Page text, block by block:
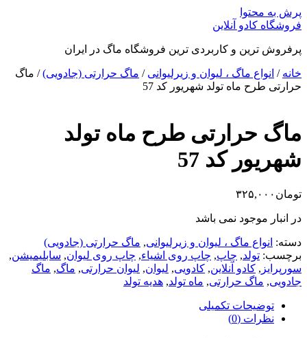
پرش به محتوا
فروشگاه کادو آنلاین
پرفروش ترین و کاربردی ترین فروشگاه ماگ در ایران
خانه / انواع ماگ ، لیوان و زیرلیوانی / ماگ حرارتی (جادویی)/ ماگ
حرارتی طرح ماه تولد شهریور کد 57
ماگ حرارتی طرح ماه تولد
شهریور کد 57
تومان ۳۲۵,۰۰۰
در انبار موجود نمی باشد
دسته: انواع ماگ ، لیوان و زیرلیوانی, ماگ حرارتی (جادویی)
برچسب: تولد, چاپ, چاپ روی اشیاء, چاپ روی لیوان, سابلیمیشن,
سورپرایز , کادو آنلاین, کادویی, لیوان, لیوان حرارتی, ماگ, ماگ
جادویی, ماگ حرارتی, ماه تولد, هدیه تولد
توضیحات تکمیلی
نظرات (0)